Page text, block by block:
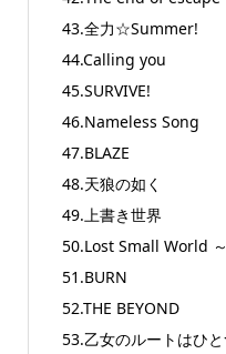
43.全力☆Summer!
44.Calling you
45.SURVIVE!
46.Nameless Song
47.BLAZE
48.天狼の如く
49.上書き世界
50.Lost Small World
51.BURN
52.THE BEYOND
53.乙女のルートはひ